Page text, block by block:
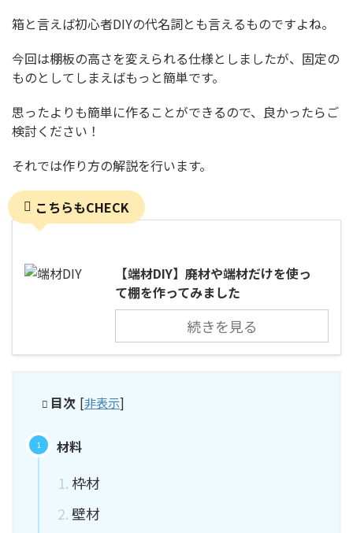
箱と言えば初心者DIYの代名詞とも言えるものですよね。
今回は棚板の高さを変えられる仕様としましたが、固定の
ものとしてしまえばもっと簡単です。
思ったよりも簡単に作ることができるので、良かったらご
検討ください！
それでは作り方の解説を行います。
こちらもCHECK
【端材DIY】廃材や端材だけを使っ
て棚を作ってみました
続きを見る
目次 [非表示]
材料
枠材
壁材